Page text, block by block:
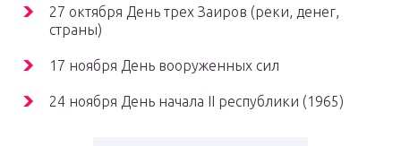
27 октября День трех Заиров (реки, денег,
страны)
17 ноября День вооруженных сил
24 ноября День начала II республики (1965)